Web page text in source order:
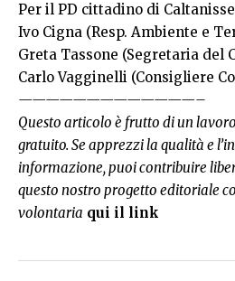
Per il PD cittadino di
Ivo Cigna (Resp. Ambiente e
Greta Tassone (Segretaria del
Carlo Vagginelli (Consigliere
—————————————–
Questo articolo è frutto di un
gratuito. Se apprezzi la qualità e
informazione, puoi contribuire
questo nostro progetto editoriale
volontaria qui il link